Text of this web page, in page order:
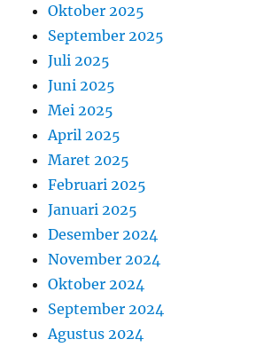
Oktober 2025
September 2025
Juli 2025
Juni 2025
Mei 2025
April 2025
Maret 2025
Februari 2025
Januari 2025
Desember 2024
November 2024
Oktober 2024
September 2024
Agustus 2024